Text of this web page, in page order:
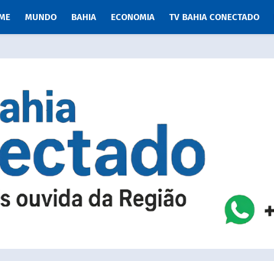
MUNDO BAHIA ECONOMIA TV BAHIA CONECTADO